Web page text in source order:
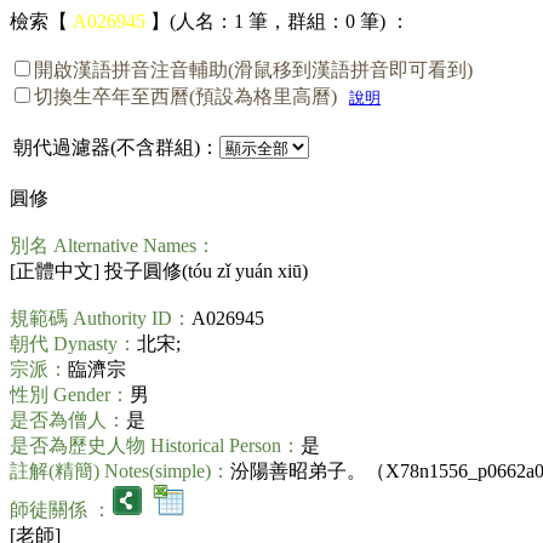
檢索【 A026945 】(人名：1 筆，群組：0 筆) ：
開啟漢語拼音注音輔助(滑鼠移到漢語拼音即可看到)
切換生卒年至西曆(預設為格里高曆)
說明
朝代過濾器(不含群組)：
圓修
別名 Alternative Names：
[正體中文] 投子圓修(tóu zǐ yuán xiū)
規範碼 Authority ID： A026945
朝代 Dynasty： 北宋;
宗派： 臨濟宗
性別 Gender： 男
是否為僧人： 是
是否為歷史人物 Historical Person： 是
註解(精簡) Notes(simple)： 汾陽善昭弟子。（
師徒關係 ：
[老師]